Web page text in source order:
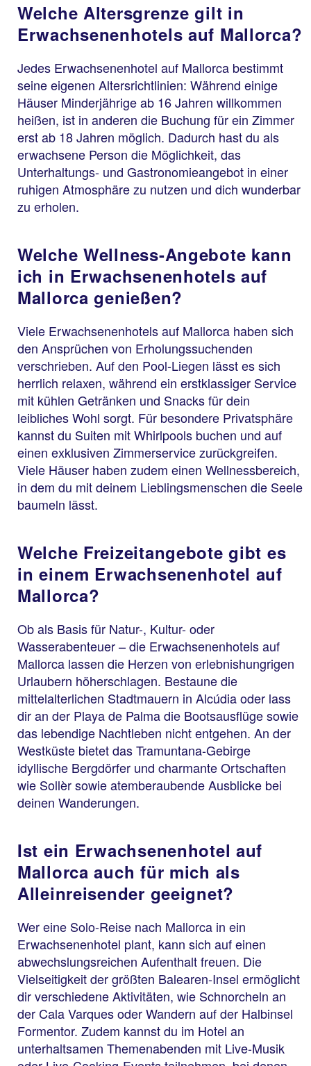
Welche Altersgrenze gilt in
Erwachsenenhotels auf Mallorca?
Jedes Erwachsenenhotel auf Mallorca bestimmt
seine eigenen Altersrichtlinien: Während einige
Häuser Minderjährige ab 16 Jahren willkommen
heißen, ist in anderen die Buchung für ein Zimmer
erst ab 18 Jahren möglich. Dadurch hast du als
erwachsene Person die Möglichkeit, das
Unterhaltungs- und Gastronomieangebot in einer
ruhigen Atmosphäre zu nutzen und dich wunderbar
zu erholen.
Welche Wellness-Angebote kann
ich in Erwachsenenhotels auf
Mallorca genießen?
Viele Erwachsenenhotels auf Mallorca haben sich
den Ansprüchen von Erholungssuchenden
verschrieben. Auf den Pool-Liegen lässt es sich
herrlich relaxen, während ein erstklassiger Service
mit kühlen Getränken und Snacks für dein
leibliches Wohl sorgt. Für besondere Privatsphäre
kannst du Suiten mit Whirlpools buchen und auf
einen exklusiven Zimmerservice zurückgreifen.
Viele Häuser haben zudem einen Wellnessbereich,
in dem du mit deinem Lieblingsmenschen die Seele
baumeln lässt.
Welche Freizeitangebote gibt es
in einem Erwachsenenhotel auf
Mallorca?
Ob als Basis für Natur-, Kultur- oder
Wasserabenteuer – die Erwachsenenhotels auf
Mallorca lassen die Herzen von erlebnishungrigen
Urlaubern höherschlagen. Bestaune die
mittelalterlichen Stadtmauern in Alcúdia oder lass
dir an der Playa de Palma die Bootsausflüge sowie
das lebendige Nachtleben nicht entgehen. An der
Westküste bietet das Tramuntana-Gebirge
idyllische Bergdörfer und charmante Ortschaften
wie Sollèr sowie atemberaubende Ausblicke bei
deinen Wanderungen.
Ist ein Erwachsenenhotel auf
Mallorca auch für mich als
Alleinreisender geeignet?
Wer eine Solo-Reise nach Mallorca in ein
Erwachsenenhotel plant, kann sich auf einen
abwechslungsreichen Aufenthalt freuen. Die
Vielseitigkeit der größten Balearen-Insel ermöglicht
dir verschiedene Aktivitäten, wie Schnorcheln an
der Cala Varques oder Wandern auf der Halbinsel
Formentor. Zudem kannst du im Hotel an
unterhaltsamen Themenabenden mit Live-Musik